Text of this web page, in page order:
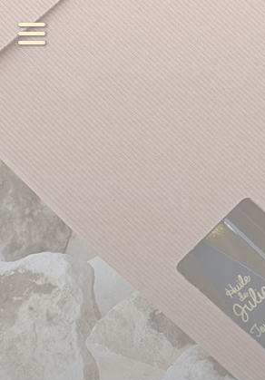
les Produits
de
Julie
Notre exploitation
Commander